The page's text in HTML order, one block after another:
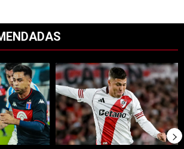
con el título "River vs. Tigre: hora, TV y
Un artículo de tendencia con el